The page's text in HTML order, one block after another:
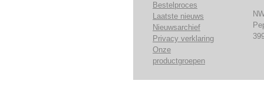
Bestelproces
Laatste nieuws
Nieuwsarchief
Privacy verklaring
Onze
productgroepen